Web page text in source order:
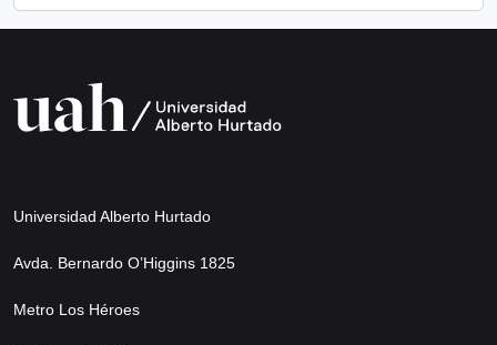
Universidad Alberto Hurtado
Avda. Bernardo O’Higgins 1825
Metro Los Héroes